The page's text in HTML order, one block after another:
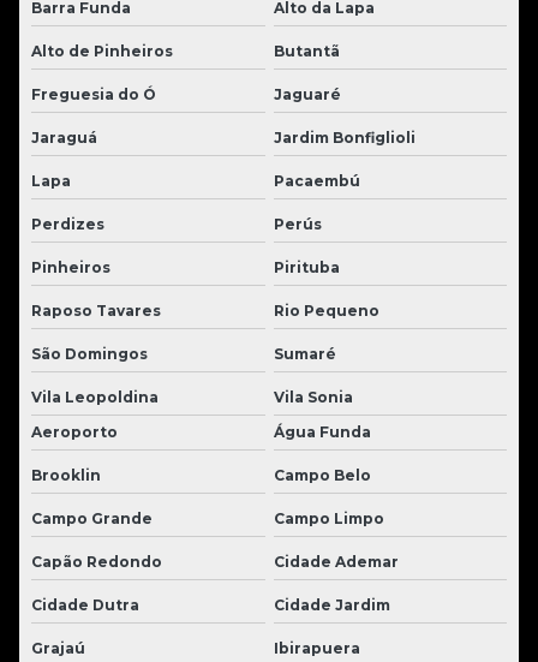
Barra Funda Alto da Lapa
Alto de Pinheiros Butantã
Freguesia do Ó Jaguaré
Jaraguá Jardim Bonfiglioli
Lapa Pacaembú
Perdizes Perús
Pinheiros Pirituba
Raposo Tavares Rio Pequeno
São Domingos Sumaré
Vila Leopoldina
Vila Sonia
Aeroporto
Água Funda
Brooklin Campo Belo
Campo Grande Campo Limpo
Capão Redondo Cidade Ademar
Cidade Dutra Cidade Jardim
Grajaú Ibirapuera